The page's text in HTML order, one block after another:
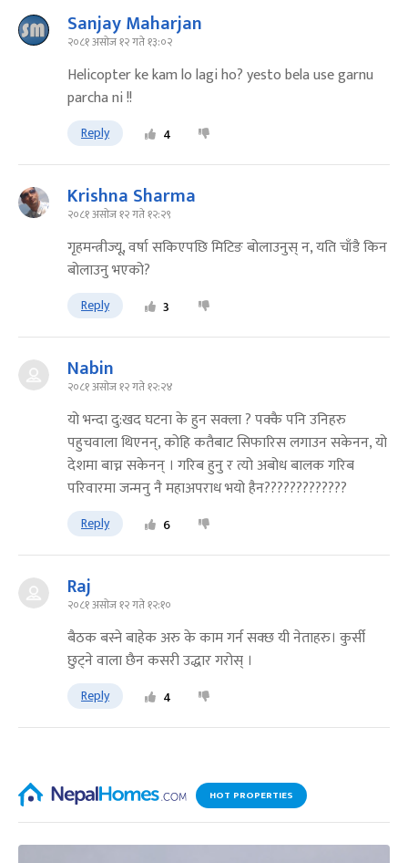
Sanjay Maharjan
२०८१ असोज १२ गते १३:०२
Helicopter ke kam lo lagi ho? yesto bela use garnu
parcha ni !!
Reply 4
Krishna Sharma
२०८१ असोज १२ गते १२:२९
गृहमन्त्रीज्यू, वर्षा सकिएपछि मिटिङ बोलाउनुस् न, यति चाँडै किन
बोलाउनु भएको?
Reply 3
Nabin
२०८१ असोज १२ गते १२:२४
यो भन्दा दु:खद घटना के हुन सक्ला ? पक्कै पनि उनिहरु
पहुचवाला थिएनन्, कोहि कतैबाट सिफारिस लगाउन सकेनन, यो
देशमा बाच्न सकेनन् । गरिब हुनु र त्यो अबोध बालक गरिब
परिवारमा जन्मनु नै महाअपराध भयो हैन?????????????
Reply 6
Raj
२०८१ असोज १२ गते १२:१०
बैठक बस्ने बाहेक अरु के काम गर्न सक्छ यी नेताहरु। कुर्सी
छुट्ने वाला छैन कसरी उद्धार गरोस् ।
Reply 4
HOT PROPERTIES